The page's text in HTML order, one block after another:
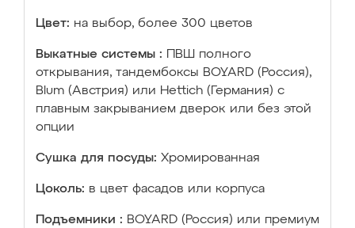
Цвет: на выбор, более 300 цветов
Выкатные системы :
ПВШ полного
открывания, тандембоксы BOYARD (Россия),
Blum (Австрия) или Hettich (Германия) с
плавным закрыванием дверок или без этой
опции
Сушка для посуды: Хромированная
Цоколь: в цвет фасадов или корпуса
Подъемники : BOYARD (Россия) или премиум